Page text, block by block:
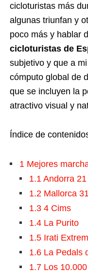
cicloturistas más
algunas triunfan y
poco más y hablar
cicloturistas de
subjetivo y que a
cómputo global de
que se incluyen la
atractivo visual y
Índice de
1 Mejores
1.1 Andorra
1.2 Mallorca
1.3 4 Cims
1.4 La Purito
1.5 Irati Extrem
1.6 La Pedals
1.7 Los